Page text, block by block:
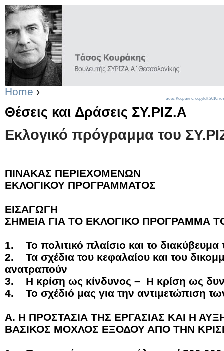
Home ›
Θέσεις και Δράσεις ΣΥ.ΡΙΖ.Α
Εκλογικό πρόγραμμα του
ΠΙΝΑΚΑΣ ΠΕΡΙΕΧΟΜΕΝΩΝ
ΕΚΛΟΓΙΚΟΥ ΠΡΟΓΡΑΜΜΑΤΟΣ
ΕΙΣΑΓΩΓΗ
ΣΗΜΕΙΑ ΓΙΑ ΤΟ ΕΚΛΟΓΙΚΟ ΠΡΟΓΡΑΜΜΑ
1. Το πολιτικό πλαίσιο και το
2. Τα σχέδια του κεφαλαίου και του
ανατραπούν
3. Η κρίση ως κίνδυνος – Η κρίση ως
4. Το σχέδιό μας για την αντιμετώπιση
Α. Η ΠΡΟΣΤΑΣΙΑ ΤΗΣ ΕΡΓΑΣΙΑΣ ΚΑΙ Η
ΒΑΣΙΚΟΣ ΜΟΧΛΟΣ ΕΞΟΔΟΥ ΑΠΟ ΤΗΝ
Τάσος Κουράκης, copyleft 2010,